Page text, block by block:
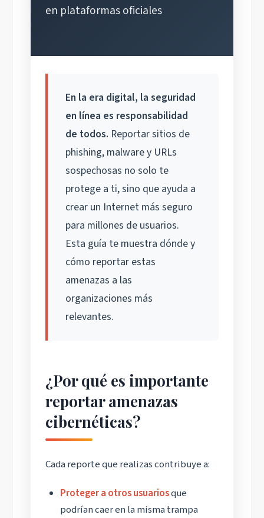
en plataformas oficiales
En la era digital, la seguridad
en línea es responsabilidad
de todos. Reportar sitios de
phishing, malware y URLs
sospechosas no solo te
protege a ti, sino que ayuda a
crear un Internet más seguro
para millones de usuarios.
Esta guía te muestra dónde y
cómo reportar estas
amenazas a las
organizaciones más
relevantes.
¿Por qué es importante
reportar amenazas
cibernéticas?
Cada reporte que realizas contribuye a:
Proteger a otros usuariosque
podrían caer en la misma trampa